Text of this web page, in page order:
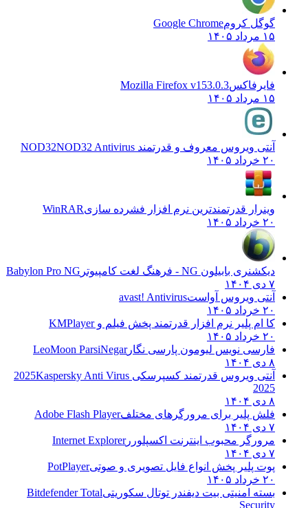
گوگل کرومGoogle Chrome
۱۵ مرداد ۱۴۰۵
فایرفاکسMozilla Firefox v153.0.3
۱۵ مرداد ۱۴۰۵
آنتی ویروس معروف و قدرتمند NOD32 NOD32 Antivirus
۲۰ خرداد ۱۴۰۵
وینرار قدرتمندترین نرم افزار فشرده سازیWinRAR
۲۰ خرداد ۱۴۰۵
دیکشنری بابیلون NG - فرهنگ لغت کامپیوتر
Babylon Pro NG
۷ دی ۱۴۰۴
آنتی ویروس آواستavast! Antivirus
۲۰ خرداد ۱۴۰۵
کا ام پلیر نرم افزار قدرتمند پخش فیلم وKMPlayer
۲۰ خرداد ۱۴۰۵
فارسی نویس لیومون پارسی نگارLeoMoon ParsiNegar
۸ دی ۱۴۰۴
آنتی ویروس قدرتمند کسپرسکی 2025 Kaspersky Anti Virus
2025
۸ دی ۱۴۰۴
فلش پلیر برای مرورگرهای مختلفAdobe Flash Player
۷ دی ۱۴۰۴
مرورگر محبوب اینترنت اکسپلوررInternet Explorer
۷ دی ۱۴۰۴
پوت پلیر پخش انواع فایل تصویری و صوتیPotPlayer
۲۰ خرداد ۱۴۰۵
بسته امنیتی بیت دیفندر توتال سکوریتیBitdefender Total
Security